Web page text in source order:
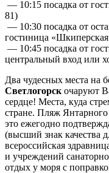
— 10:15 посадка от
81)
— 10:30 посадка от
гостиница
— 10:45 посадка от
центральный вход или
Два чудесных места на
Светлогорск очаруют
сердце! Места, куда
стране. Пляж
это ежегодно
(высший знак качества
всероссийская
и учреждений
отдых у моря с